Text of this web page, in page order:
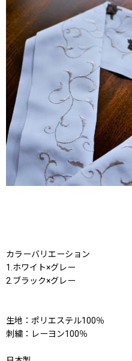
カラーバリエーション
1.ホワイト×グレー
2.ブラック×グレー
生地：ポリエステル100％
刺繍：レーヨン100％